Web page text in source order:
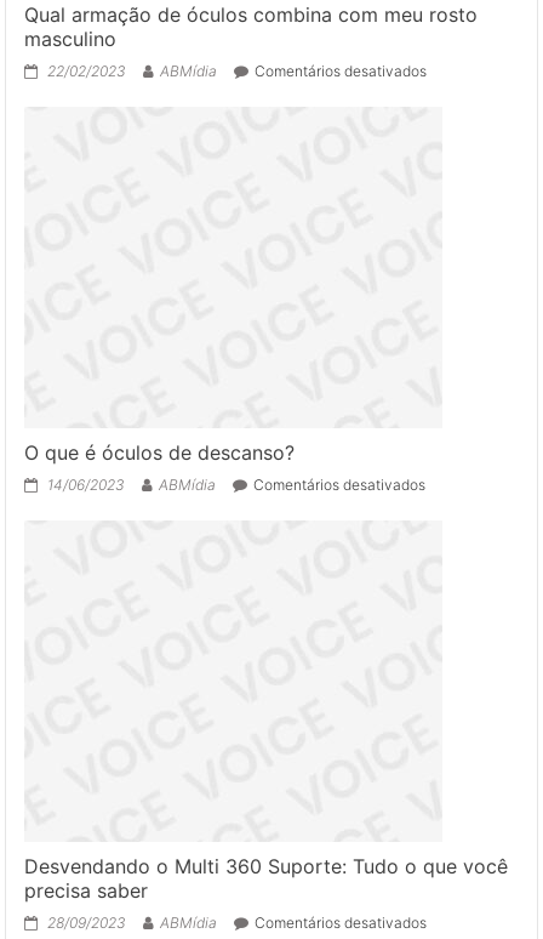
Qual armação de óculos combina com meu rosto
masculino
22/02/2023 ABMídia Comentários desativadosem
O que é óculos de descanso?
14/06/2023 ABMídia Comentários desativadosem
que
Desvendando o Multi 360 Suporte: Tudo o que você
precisa saber
28/09/2023 ABMídia Comentários desativadosem